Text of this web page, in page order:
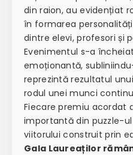
din raion, au evidențiat
în formarea
dintre elevi, profesori și
Evenimentul s-a
emoționantă,
reprezintă rezultatul
rodul unei munci
Fiecare premiu acordat
importantă din puzzle-
viitorului construit prin
Gala Laureaților